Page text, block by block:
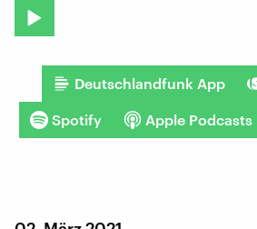
Deutschlandfunk App
Spotify Apple Podcasts